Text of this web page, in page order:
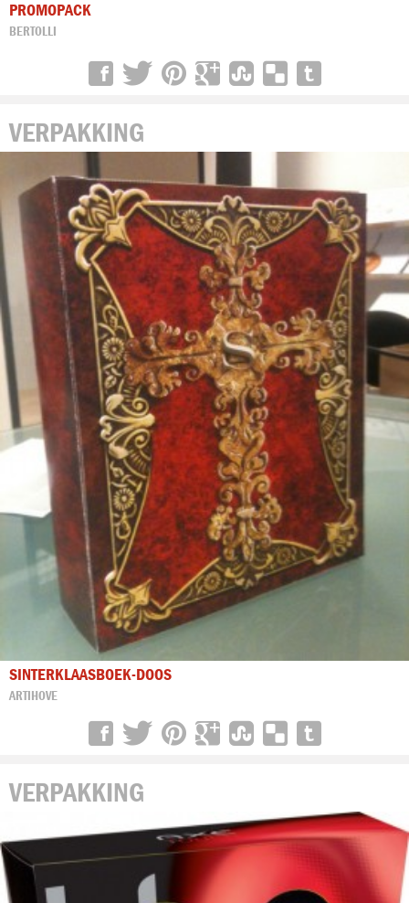
PROMOPACK
BERTOLLI
VERPAKKING
SINTERKLAASBOEK-DOOS
ARTIHOVE
VERPAKKING